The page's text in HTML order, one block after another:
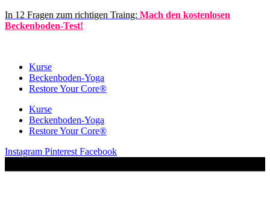
Zum
Inhalt
In 12 Fragen zum richtigen Traing: Mach den kostenlosen
Beckenboden-Test!
Kurse
Becken­boden-Yoga
Restore Your Core®
Kurse
Becken­boden-Yoga
Restore Your Core®
Instagram Pinterest Facebook